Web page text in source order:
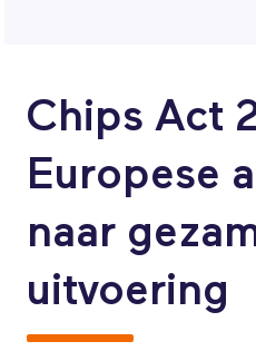
Chips Act
Europese
naar
uitvoering